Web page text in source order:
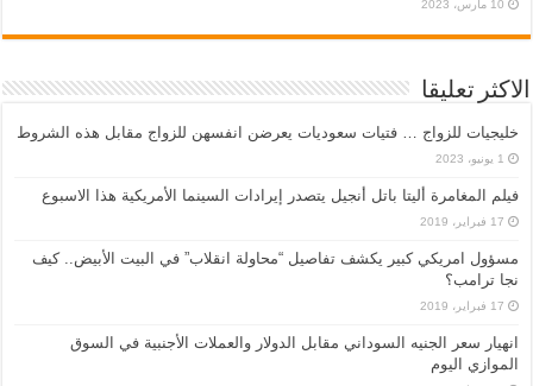
10 مارس، 2023
الاكثر تعليقا
خليجيات للزواج … فتيات سعوديات يعرضن انفسهن للزواج مقابل هذه الشروط
1 يونيو، 2023
فيلم المغامرة أليتا‭ ‬باتل أنجيل يتصدر إيرادات السينما الأمريكية هذا الاسبوع
17 فبراير، 2019
مسؤول امريكي كبير يكشف تفاصيل “محاولة انقلاب” في البيت الأبيض.. كيف
نجا ترامب؟
17 فبراير، 2019
انهيار سعر الجنيه السوداني مقابل الدولار والعملات الأجنبية في السوق
الموازي اليوم